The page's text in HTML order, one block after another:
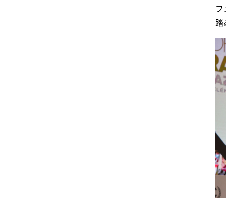
フ
踏